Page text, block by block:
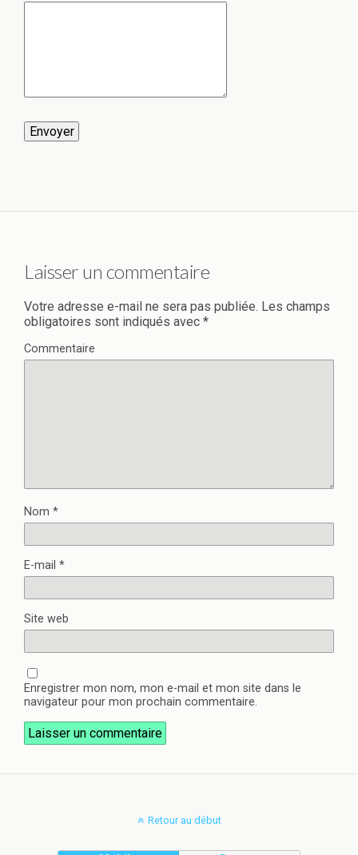
Laisser un commentaire
Votre adresse e-mail ne sera pas publiée. Les champs
obligatoires sont indiqués avec *
Commentaire
Nom *
E-mail *
Site web
Enregistrer mon nom, mon e-mail et mon site dans le
navigateur pour mon prochain commentaire.
Retour au début